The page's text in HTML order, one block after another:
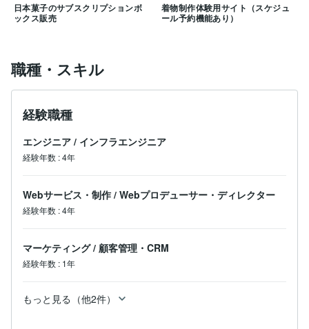
日本菓子のサブスクリプションボ
ックス販売
着物制作体験用サイト（スケジュ
ール予約機能あり）
職種・スキル
経験職種
エンジニア / インフラエンジニア
経験年数 :4年
Webサービス・制作 / Webプロデューサー・ディレクター
経験年数 :4年
マーケティング / 顧客管理・CRM
経験年数 : 1年
もっと見る（他2件）